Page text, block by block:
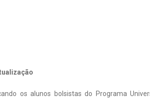
os alunos bolsistas do Programa